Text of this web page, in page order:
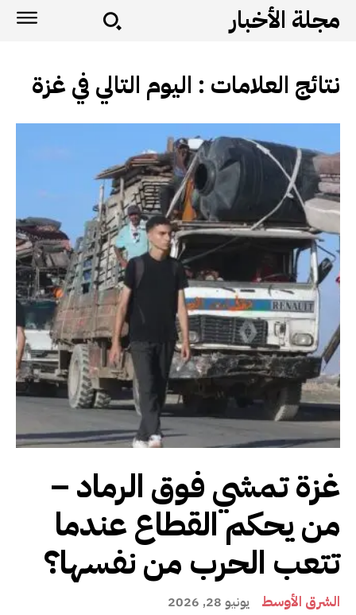
مجلة الأخبار
نتائج العلامات : اليوم التالي في غزة
غزة تمشي فوق الرماد –
من يحكم القطاع عندما
تتعب الحرب من نفسها؟
الشرق الأوسط يونيو 28, 2026